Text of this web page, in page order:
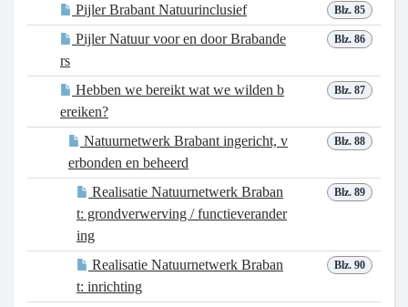
Blz. 85
Pijler Brabant Natuurinclusief
Blz. 86
Pijler Natuur voor en door Brabande
rs
Blz. 87
Hebben we bereikt wat we wilden b
ereiken?
Blz. 88
Natuurnetwerk Brabant ingericht, v
erbonden en beheerd
Blz. 89
Realisatie Natuurnetwerk Braban
t: grondverwerving / functieverander
ing
Blz. 90
Realisatie Natuurnetwerk Braban
t: inrichting